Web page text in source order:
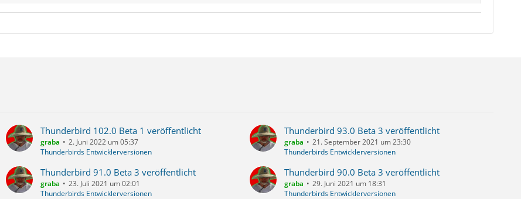
Thunderbird 102.0 Beta 1 veröffentlicht
graba
2. Juni 2022 um 05:37
Thunderbirds Entwicklerversionen
Thunderbird 93.0 Beta 3 veröffentlicht
graba
21. September 2021 um 23:30
Thunderbirds Entwicklerversionen
Thunderbird 91.0 Beta 3 veröffentlicht
graba
23. Juli 2021 um 02:01
Thunderbirds Entwicklerversionen
Thunderbird 90.0 Beta 3 veröffentlicht
graba
29. Juni 2021 um 18:31
Thunderbirds Entwicklerversionen